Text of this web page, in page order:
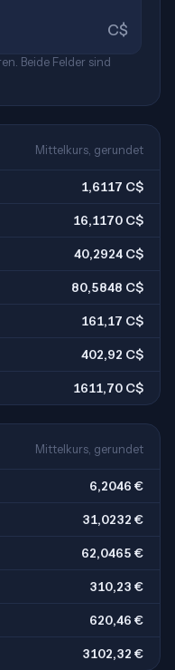
C$
Beide Felder sind
Mittelkurs, gerundet
1,6117 C$
16,1170 C$
40,2924 C$
80,5848 C$
161,17 C$
402,92 C$
1611,70 C$
Mittelkurs, gerundet
6,2046 €
31,0232 €
62,0465 €
310,23 €
620,46 €
3102,32 €